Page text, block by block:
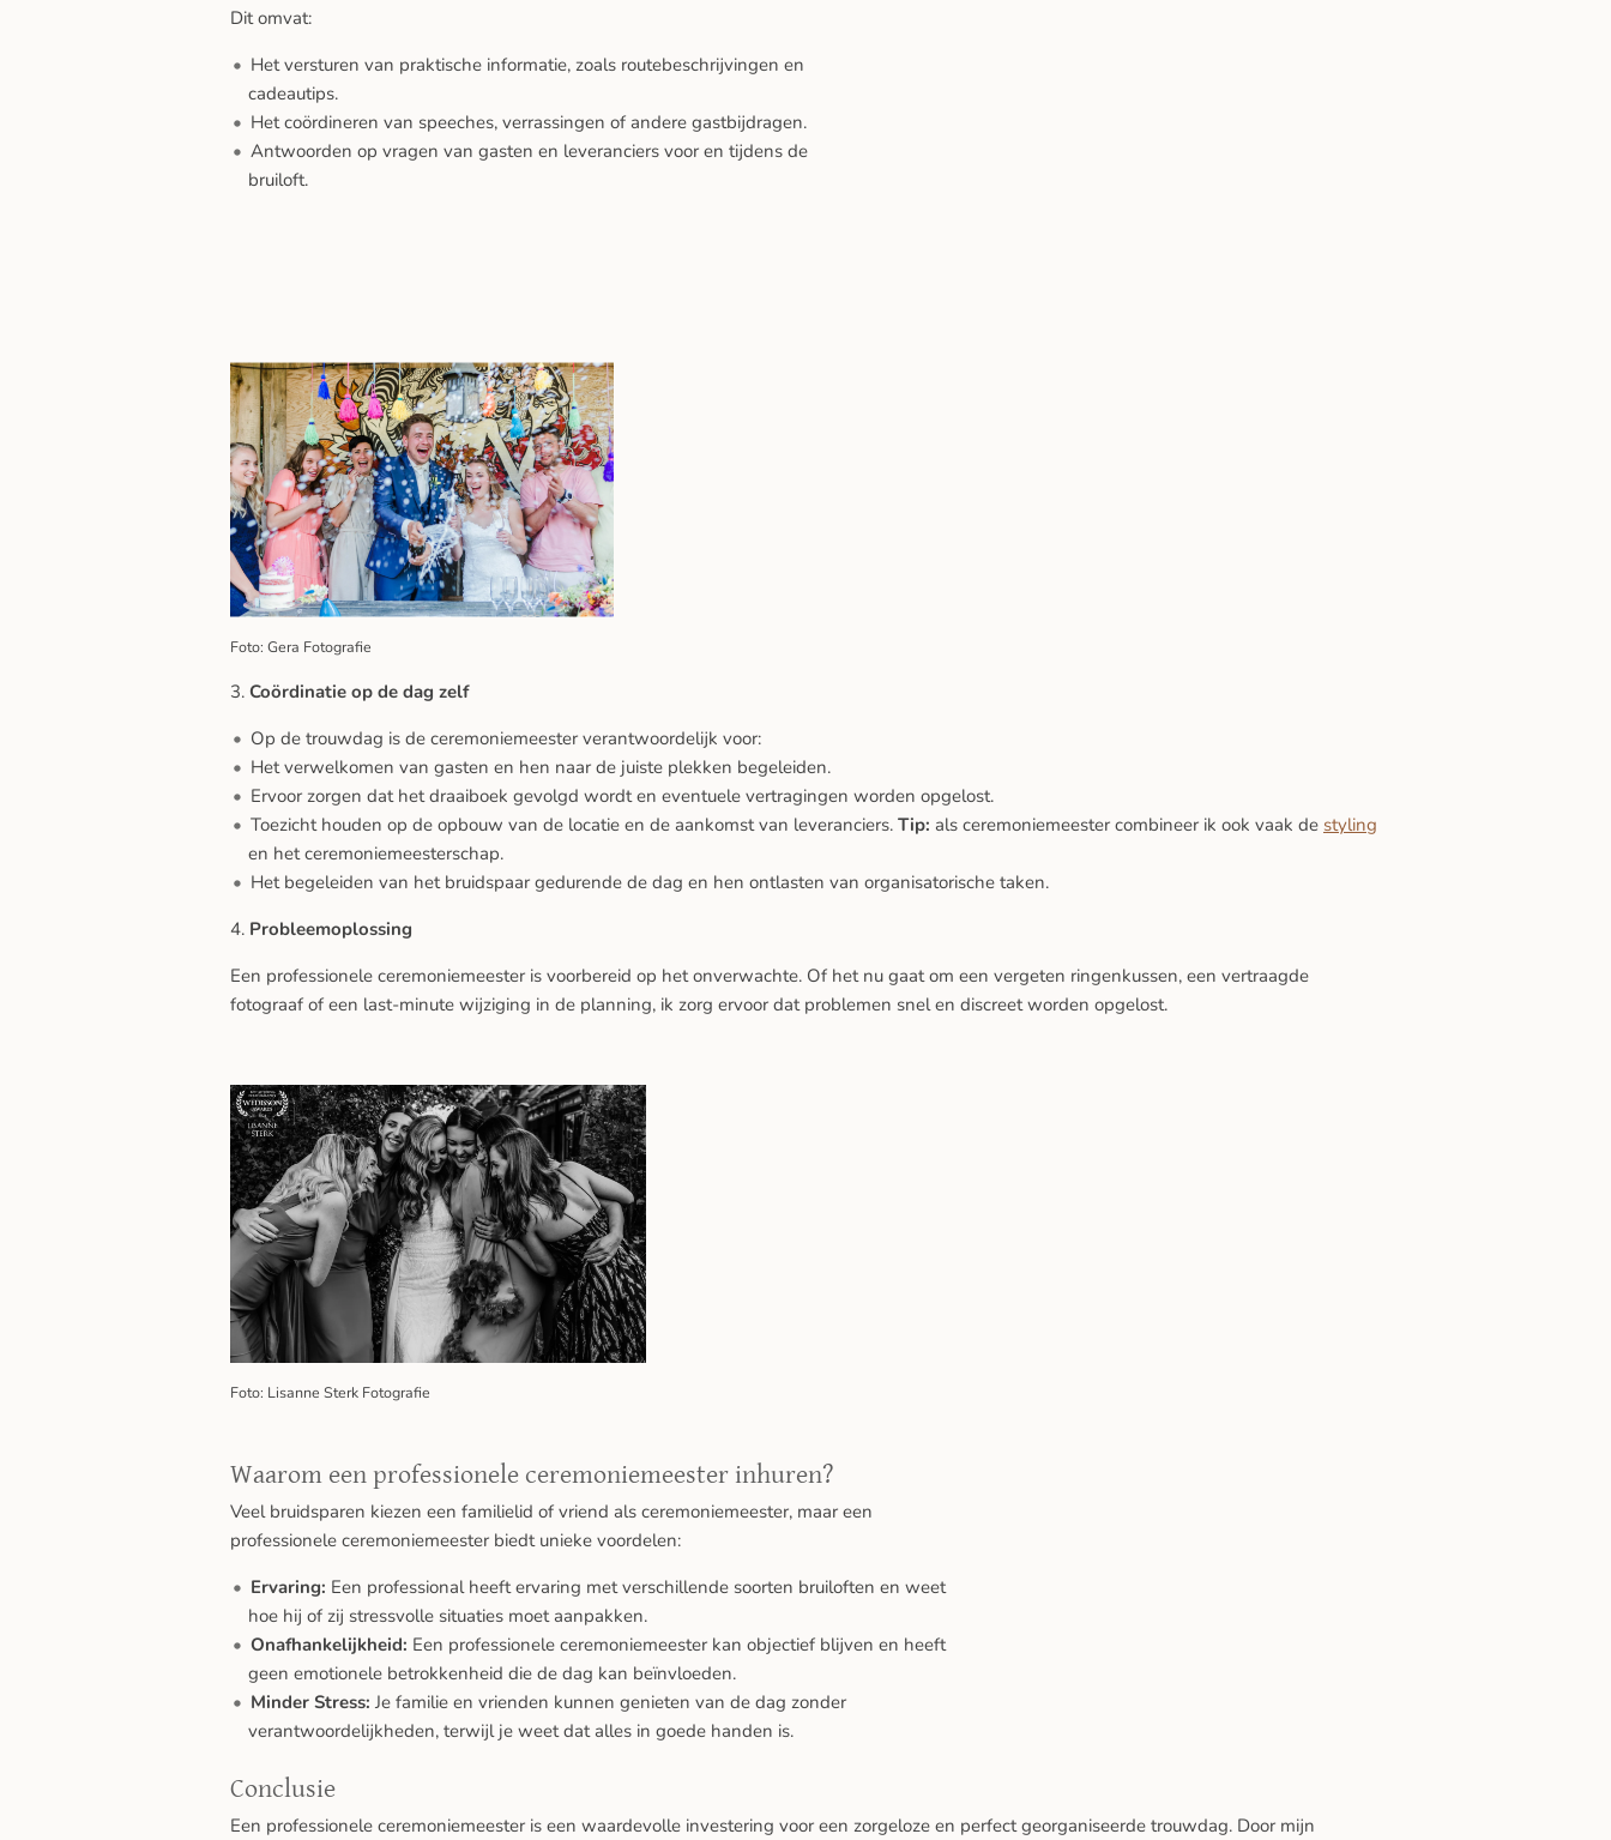
Dit omvat:
Het versturen van praktische informatie, zoals routebeschrijvingen en
cadeautips.
Het coördineren van speeches, verrassingen of andere gastbijdragen.
Antwoorden op vragen van gasten en leveranciers voor en tijdens de
bruiloft.
Foto: Gera Fotografie
3. Coördinatie op de dag zelf
Op de trouwdag is de ceremoniemeester verantwoordelijk voor:
Het verwelkomen van gasten en hen naar de juiste plekken begeleiden.
Ervoor zorgen dat het draaiboek gevolgd wordt en eventuele vertragingen worden opgelost.
Toezicht houden op de opbouw van de locatie en de aankomst van leveranciers. Tip: als ceremoniemeester combineer ik ook vaak de styling
en het ceremoniemeesterschap.
Het begeleiden van het bruidspaar gedurende de dag en hen ontlasten van organisatorische taken.
4. Probleemoplossing
Een professionele ceremoniemeester is voorbereid op het onverwachte. Of het nu gaat om een vergeten ringenkussen, een vertraagde
fotograaf of een last-minute wijziging in de planning, ik zorg ervoor dat problemen snel en discreet worden opgelost.
Foto: Lisanne Sterk Fotografie
Waarom een professionele ceremoniemeester inhuren?
Veel bruidsparen kiezen een familielid of vriend als ceremoniemeester, maar een
professionele ceremoniemeester biedt unieke voordelen:
Ervaring: Een professional heeft ervaring met verschillende soorten bruiloften en weet
hoe hij of zij stressvolle situaties moet aanpakken.
Onafhankelijkheid: Een professionele ceremoniemeester kan objectief blijven en heeft
geen emotionele betrokkenheid die de dag kan beïnvloeden.
Minder Stress: Je familie en vrienden kunnen genieten van de dag zonder
verantwoordelijkheden, terwijl je weet dat alles in goede handen is.
Conclusie
Een professionele ceremoniemeester is een waardevolle investering voor een zorgeloze en perfect georganiseerde trouwdag. Door mijn